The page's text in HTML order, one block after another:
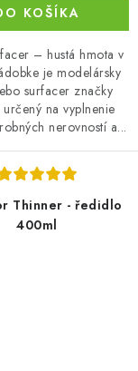
KOŠÍKA
– hustá hmota v
je modelársky
surfacer značky
na vyplnenie
nerovností a...
Thinner - ředidlo
400ml